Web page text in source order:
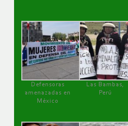
Defensoras
amenazadas en
México
Las Bambas,
Perú